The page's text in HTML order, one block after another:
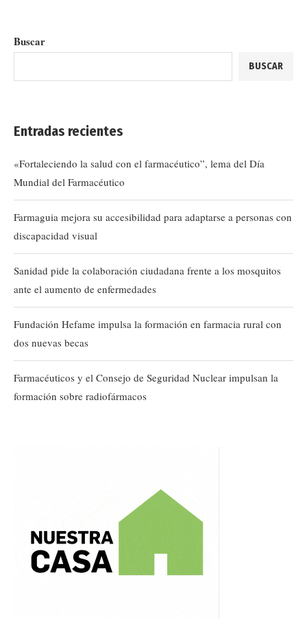
Buscar
BUSCAR
Entradas recientes
«Fortaleciendo la salud con el farmacéutico”, lema del Día
Mundial del Farmacéutico
Farmaguia mejora su accesibilidad para adaptarse a personas con
discapacidad visual
Sanidad pide la colaboración ciudadana frente a los mosquitos
ante el aumento de enfermedades
Fundación Hefame impulsa la formación en farmacia rural con
dos nuevas becas
Farmacéuticos y el Consejo de Seguridad Nuclear impulsan la
formación sobre radiofármacos